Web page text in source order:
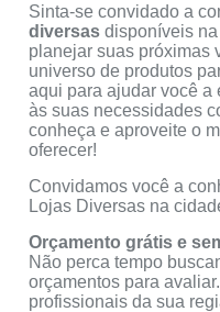
Sinta-se convidado a
diversas disponíveis
planejar suas próximas
universo de produtos
aqui para ajudar você a
às suas necessidades
conheça e aproveite o
oferecer!
Convidamos você a
Lojas Diversas na
Orçamento grátis e
Não perca tempo
orçamentos para
profissionais da sua